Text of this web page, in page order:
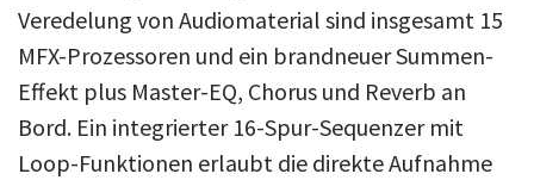
Veredelung von Audiomaterial sind insgesamt 15
MFX-Prozessoren und ein brandneuer Summen-
Effekt plus Master-EQ, Chorus und Reverb an
Bord. Ein integrierter 16-Spur-Sequenzer mit
Loop-Funktionen erlaubt die direkte Aufnahme